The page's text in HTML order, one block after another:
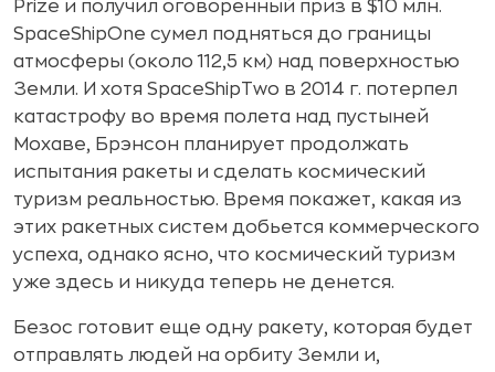
Prize и получил оговоренный приз в $10 млн.
SpaceShipOne сумел подняться до границы
атмосферы (около 112,5 км) над поверхностью
Земли. И хотя SpaceShipTwo в 2014 г. потерпел
катастрофу во время полета над пустыней
Мохаве, Брэнсон планирует продолжать
испытания ракеты и сделать космический
туризм реальностью. Время покажет, какая из
этих ракетных систем добьется коммерческого
успеха, однако ясно, что космический туризм
уже здесь и никуда теперь не денется.
Безос готовит еще одну ракету, которая будет
отправлять людей на орбиту Земли и,